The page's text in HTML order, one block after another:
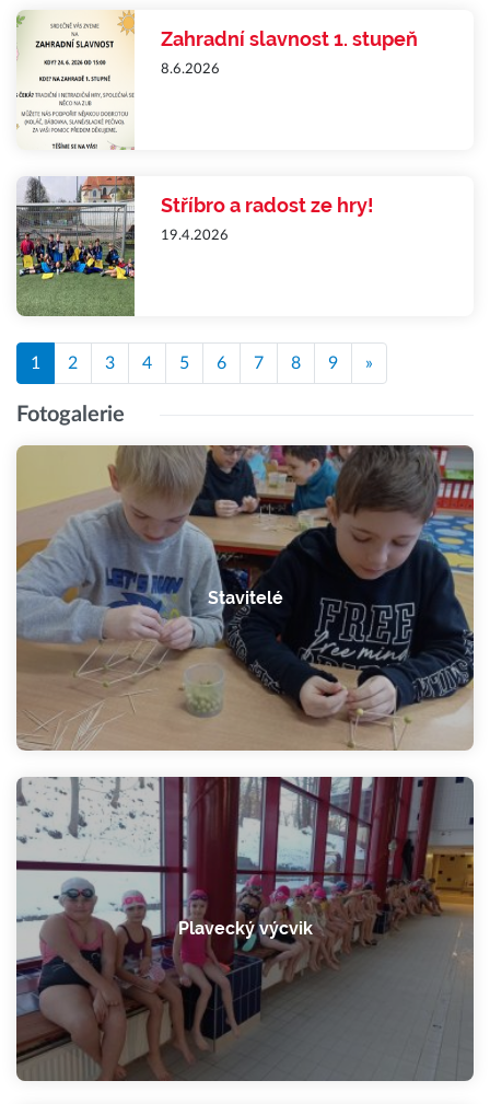
Zahradní slavnost 1. stupeň
8.6.2026
Stříbro a radost ze hry!
19.4.2026
1 2 3 4 5 6 7 8 9 »
Fotogalerie
Stavitelé
Plavecký výcvik